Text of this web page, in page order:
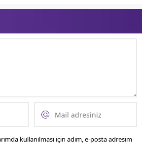
üretim, kültürel etkileşim ve yeni
kullanılması için adım, e-posta adresim